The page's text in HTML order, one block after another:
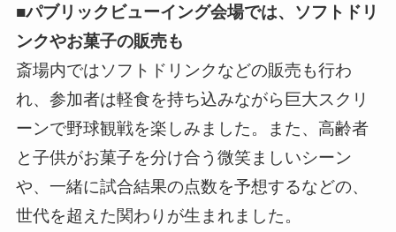
■パブリックビューイング会場では、ソフトドリ
ンクやお菓子の販売も
斎場内ではソフトドリンクなどの販売も行わ
れ、参加者は軽食を持ち込みながら巨大スクリ
ーンで野球観戦を楽しみました。また、高齢者
と子供がお菓子を分け合う微笑ましいシーン
や、一緒に試合結果の点数を予想するなどの、
世代を超えた関わりが生まれました。